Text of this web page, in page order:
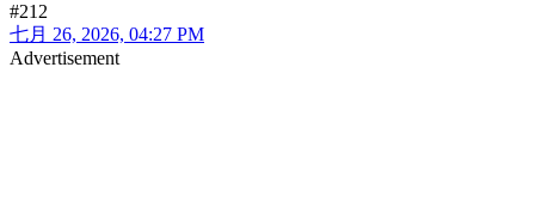
#212
七月 26, 2026, 04:27 PM
Advertisement